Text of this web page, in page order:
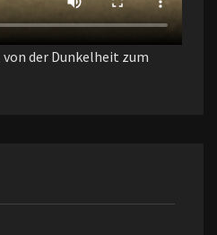
der Dunkelheit zum